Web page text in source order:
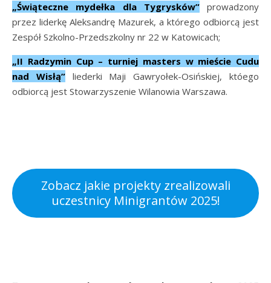
„Świąteczne mydełka dla Tygrysków”prowadzony
przez liderkę Aleksandrę Mazurek, a którego odbiorcą jest
Zespół Szkolno-Przedszkolny nr 22 w Katowicach;
„II Radzymin Cup – turniej masters w mieście Cudu
nad Wisłą”liederki Maji Gawryołek-Osińskiej, któego
odbiorcą jest Stowarzyszenie Wilanowia Warszawa.
Zobacz jakie projekty zrealizowali
uczestnicy Minigrantów 2025!